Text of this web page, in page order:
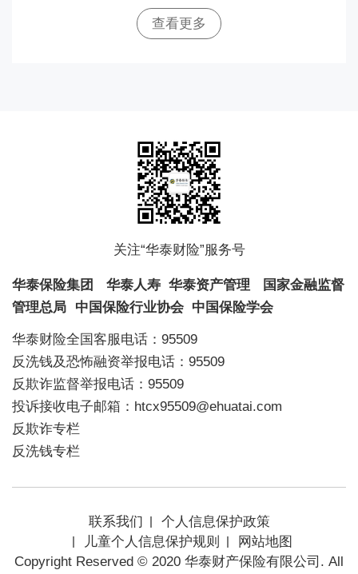
查看更多
关注“华泰财险”服务号
华泰保险集团 华泰人寿 华泰资产管理
国家金融监督
管理总局
中国保险行业协会 中国保险学会
华泰财险全国客服电话：95509
反洗钱及恐怖融资举报电话：95509
反欺诈监督举报电话：95509
投诉接收电子邮箱：htcx95509@ehuatai.com
反欺诈专栏
反洗钱专栏
联系我们
个人信息保护政策
儿童个人信息保护规则
网站地图
Copyright Reserved © 2020 华泰财产保险有限公司. All